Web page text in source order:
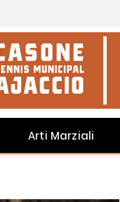
Arti Marziali